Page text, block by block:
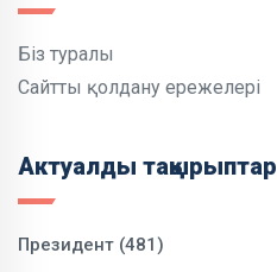
Біз туралы
Сайтты қолдану ережелері
Актуалды тақырыптар
Президент (481)